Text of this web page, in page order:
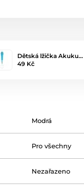
Dětská lžička Akuku…
49 Kč
Modrá
Pro všechny
Nezařazeno